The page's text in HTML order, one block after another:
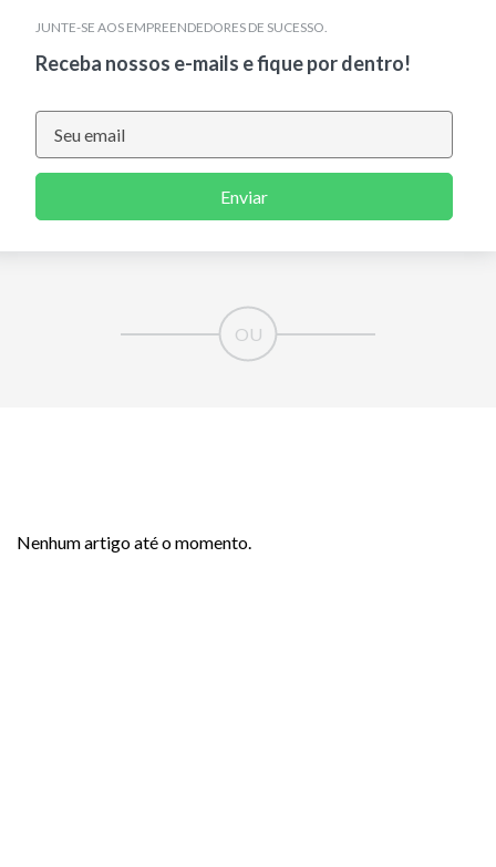
JUNTE-SE AOS EMPREENDEDORES DE SUCESSO.
Receba nossos e-mails e fique por dentro!
Enviar
Nenhum artigo até o momento.